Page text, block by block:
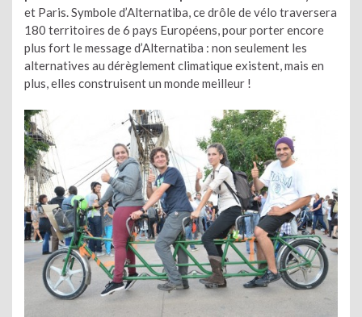
et Paris. Symbole d’Alternatiba, ce drôle de vélo traversera
180 territoires de 6 pays Européens, pour porter encore
plus fort le message d’Alternatiba : non seulement les
alternatives au dérèglement climatique existent, mais en
plus, elles construisent un monde meilleur !